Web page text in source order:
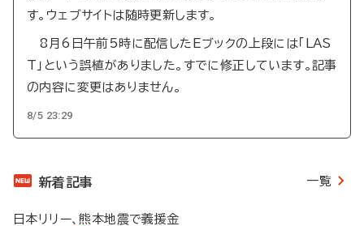
す。ウェブサイトは随時更新します。
8月6日午前5時に配信したEブックの上段には「LAS
T」という誤植がありました。すでに修正しています。記事
の内容に変更はありません。
8/5 23:29
新着記事 一覧
日本リリー、熊本地震で義援金